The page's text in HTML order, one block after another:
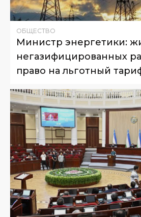
ОБЩЕСТВО
Министр энергетики:
негазифицированных
право на льготный